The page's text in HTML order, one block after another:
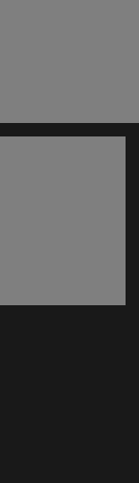
ventana)
ventana)